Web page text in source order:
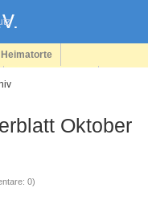
Heimatorte
Oktober
0)